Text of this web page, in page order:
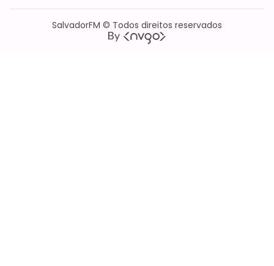
SalvadorFM © Todos direitos reservados